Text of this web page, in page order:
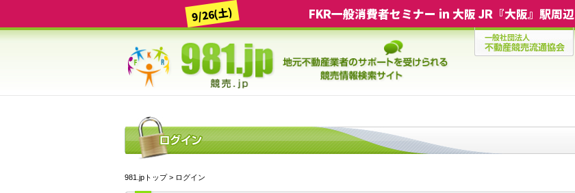
9/26(土) FKR一般消費者セミナー in 大阪 JR『大阪』駅周辺
981.jpトップ> ログイン